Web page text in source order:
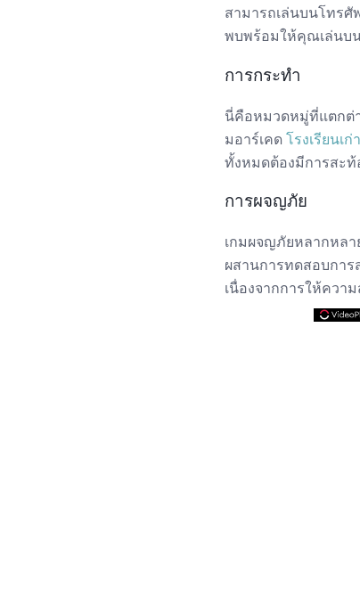
สามารถเล่นบนโทร
พบพร้อมให้คุณเล่นบ
การกระทำ
นี่คือหมวดหมู่ที่แตกต่
มอาร์เคด โรงเรียนเก่า
ทั้งหมดต้องมีการสะ
การผจญภัย
เกมผจญภัยหลากหลา
ผสานการทดสอบกา
เนื่องจากการให้คว